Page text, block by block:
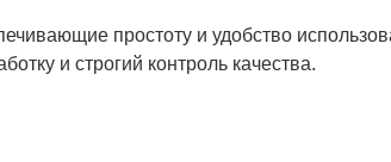
простоту и удобство
и строгий контроль качества.